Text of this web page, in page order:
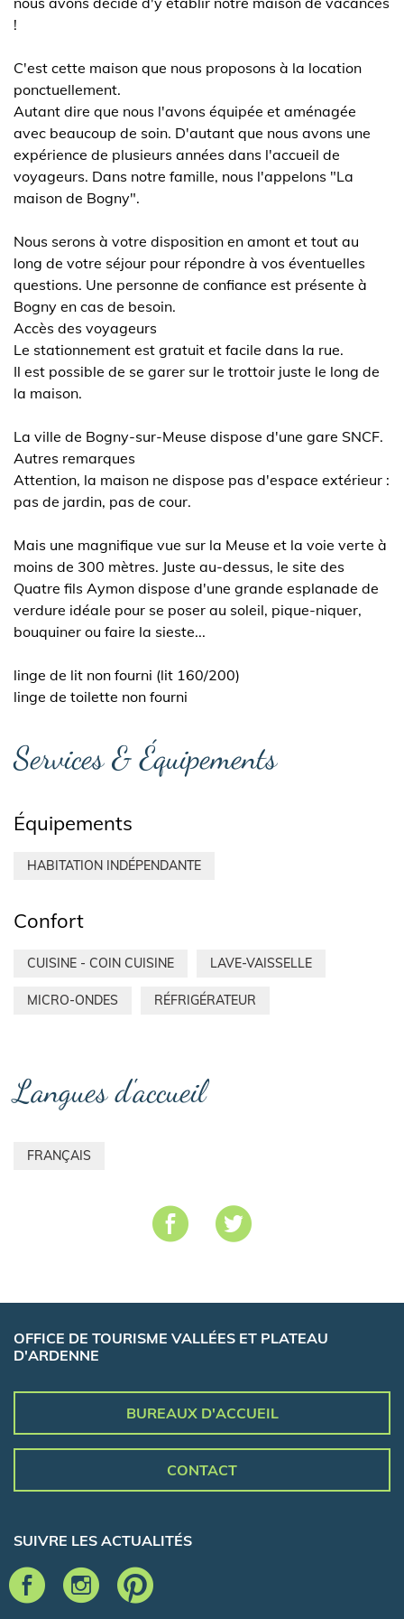
!
C'est cette maison que nous proposons à la location
ponctuellement.
Autant dire que nous l'avons équipée et aménagée
avec beaucoup de soin. D'autant que nous avons une
expérience de plusieurs années dans l'accueil de
voyageurs. Dans notre famille, nous l'appelons "La
maison de Bogny".
Nous serons à votre disposition en amont et tout au
long de votre séjour pour répondre à vos éventuelles
questions. Une personne de confiance est présente à
Bogny en cas de besoin.
Accès des voyageurs
Le stationnement est gratuit et facile dans la rue.
Il est possible de se garer sur le trottoir juste le long de
la maison.
La ville de Bogny-sur-Meuse dispose d'une gare SNCF.
Autres remarques
Attention, la maison ne dispose pas d'espace extérieur :
pas de jardin, pas de cour.
Mais une magnifique vue sur la Meuse et la voie verte à
moins de 300 mètres. Juste au-dessus, le site des
Quatre fils Aymon dispose d'une grande esplanade de
verdure idéale pour se poser au soleil, pique-niquer,
bouquiner ou faire la sieste...
linge de lit non fourni (lit 160/200)
linge de toilette non fourni
Services & Équipements
Équipements
HABITATION INDÉPENDANTE
Confort
CUISINE - COIN CUISINE LAVE-VAISSELLE
MICRO-ONDES RÉFRIGÉRATEUR
Langues d'accueil
FRANÇAIS
OFFICE DE TOURISME VALLÉES ET PLATEAU
D'ARDENNE
BUREAUX D'ACCUEIL
CONTACT
SUIVRE LES ACTUALITÉS